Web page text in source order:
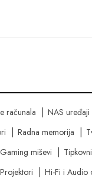
računala NAS uređaji
Radna memorija
Gaming miševi
Projektori Hi-Fi i Audio